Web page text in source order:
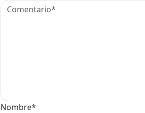
Nombre*